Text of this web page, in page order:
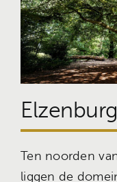
Ten noorden
liggen de